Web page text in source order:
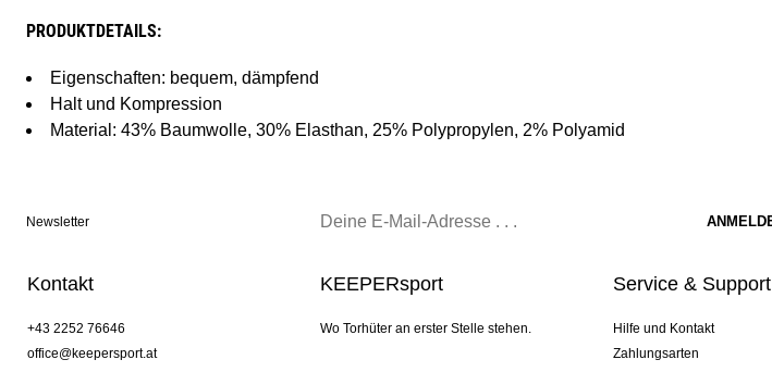
PRODUKTDETAILS:
Eigenschaften: bequem, dämpfend
Halt und Kompression
Material: 43% Baumwolle, 30% Elasthan, 25% Polypropylen, 2% Polyamid
Newsletter
Kontakt
+43 2252 76646
office@keepersport.at
KEEPERsport
Wo Torhüter an erster Stelle stehen.
Service & Support
Hilfe und Kontakt
Zahlungsarten